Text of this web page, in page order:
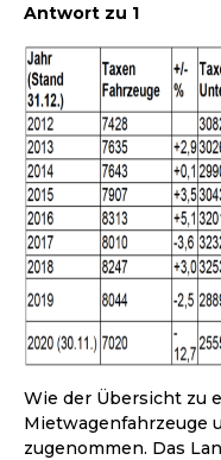
Antwort zu 1
Wie der Übersicht zu
Mietwagenfahrzeuge
zugenommen. Das